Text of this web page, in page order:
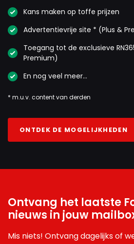
Kans maken op toffe prijzen
Advertentievrije site * (Plus &
Toegang tot de exclusieve
Premium)
En nog veel meer…
* m.u.v. content van derden
ONTDEK DE MOGELIJKHEDEN
Ontvang het laatste
nieuws in jouw
Mis niets! Ontvang dagelijks of